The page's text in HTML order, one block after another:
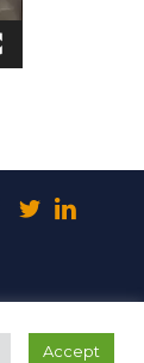
 
Accept